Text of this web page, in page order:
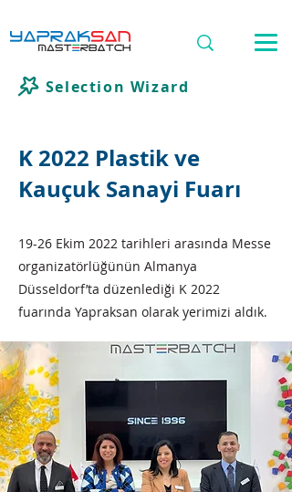
Selection Wizard
K 2022 Plastik ve
Kauçuk Sanayi Fuarı
19-26 Ekim 2022 tarihleri arasında Messe
organizatörlüğünün Almanya
Düsseldorf’ta düzenlediği K 2022
fuarında Yapraksan olarak yerimizi aldık.